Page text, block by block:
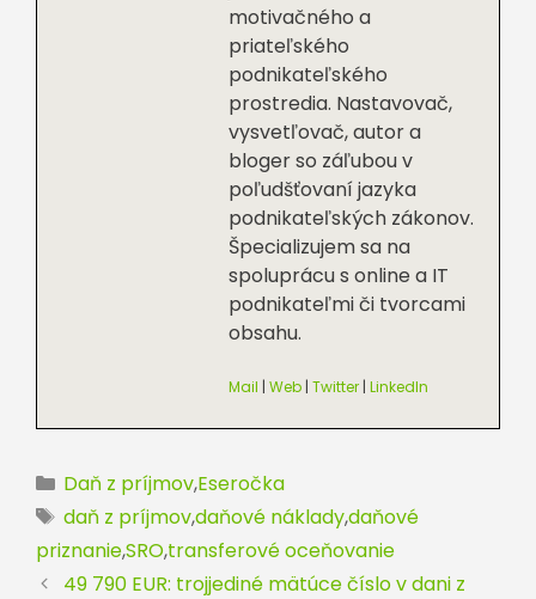
motivačného a
priateľského
podnikateľského
prostredia. Nastavovač,
vysvetľovač, autor a
bloger so záľubou v
poľudšťovaní jazyka
podnikateľských zákonov.
Špecializujem sa na
spoluprácu s online a IT
podnikateľmi či tvorcami
obsahu.
Mail | Web | Twitter | LinkedIn
Kategórie
Daň z príjmov,Eseročka
Značky
daň z príjmov,daňové náklady,daňové
priznanie,SRO,transferové oceňovanie
49 790 EUR: trojjediné mätúce číslo v dani z